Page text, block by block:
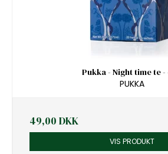
Pukka - Night time te
PUKKA
49,00 DKK
VIS PRODUKT